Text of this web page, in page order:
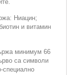
Ниацин;
и витамин
минимум 66
са символи
специално